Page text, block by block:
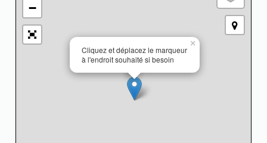
Cliquez et déplacez le marqueur
à l'endroit souhaité si besoin
×
−